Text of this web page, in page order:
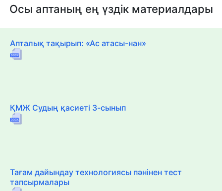
Осы аптаның ең үздік материалдары
Апталық тақырып: «Ас атасы-нан»
ҚМЖ Судың қасиеті 3-сынып
Тағам дайындау технологиясы пәнінен тест
тапсырмалары